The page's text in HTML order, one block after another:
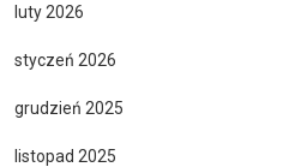
luty 2026
styczeń 2026
grudzień 2025
listopad 2025